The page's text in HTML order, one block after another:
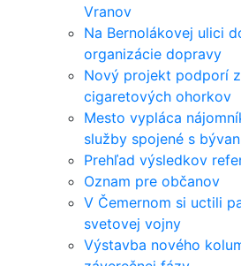
Vranov
Na Bernolákovej ulici
organizácie dopravy
Nový projekt podporí
cigaretových ohorkov
Mesto vypláca
služby spojené s
Prehľad výsledkov
Oznam pre občanov
V Čemernom si uctili
svetovej vojny
Výstavba nového